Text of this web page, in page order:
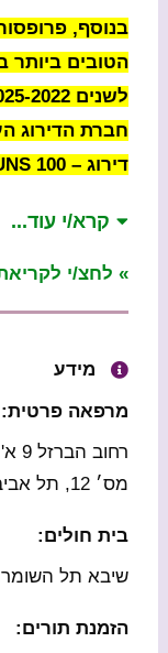
בנוסף,
הטובים ביותר
חברת הדירוג
דירוג – DUNS 100.
קרא/י עוד...
» לחצ/י
מידע
מרפאה פרטית:
מס׳ 12, תל אביב.
בית חולים:
שיבא תל
הזמנת תורים: